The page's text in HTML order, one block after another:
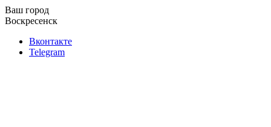
Ваш город
Воскресенск
Вконтакте
Telegram